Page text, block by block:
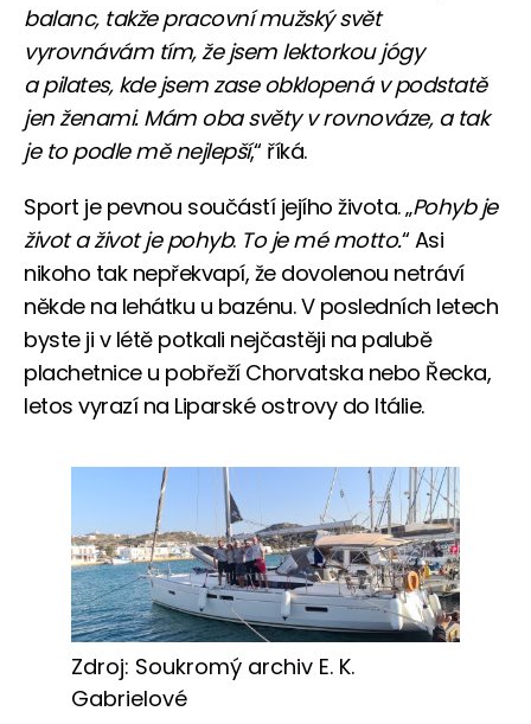
balanc, takže pracovní mužský svět
vyrovnávám tím, že jsem lektorkou jógy
a pilates, kde jsem zase obklopená v podstatě
jen ženami. Mám oba světy v rovnováze, a tak
je to podle mě nejlepší,“ říká.
Sport je pevnou součástí jejího života. „Pohyb je
život a život je pohyb. To je mé motto.“ Asi
nikoho tak nepřekvapí, že dovolenou netráví
někde na lehátku u bazénu. V posledních letech
byste ji v létě potkali nejčastěji na palubě
plachetnice u pobřeží Chorvatska nebo Řecka,
letos vyrazí na Liparské ostrovy do Itálie.
Zdroj: Soukromý archiv E. K.
Gabrielové